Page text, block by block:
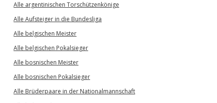
Alle argentinischen Torschützenkönige
Alle Aufsteiger in die Bundesliga
Alle belgischen Meister
Alle belgischen Pokalsieger
Alle bosnischen Meister
Alle bosnischen Pokalsieger
Alle Brüderpaare in der Nationalmannschaft